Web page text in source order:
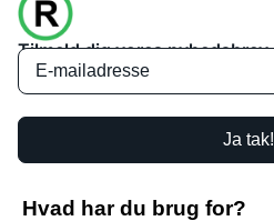
Tilmeld dig vores nyhedsbrev
Ja tak!
Hvad har du brug for?